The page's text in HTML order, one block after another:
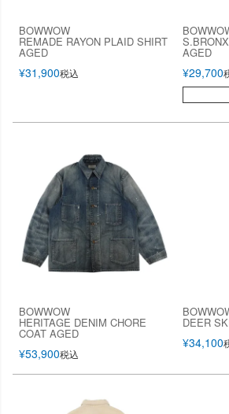
BOWWOW
REMADE RAYON PLAID SHIRT
AGED
¥31,900税込
AGED
¥29,700
BOWWOW
HERITAGE DENIM CHORE
COAT AGED
¥53,900税込
DEER
¥34,100